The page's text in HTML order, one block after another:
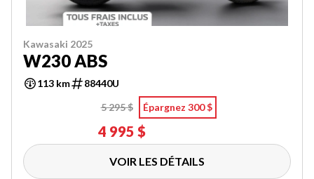
Kawasaki 2025
W230 ABS
113 km
88440U
5 295 $
Épargnez 300 $
4 995 $
VOIR LES DÉTAILS